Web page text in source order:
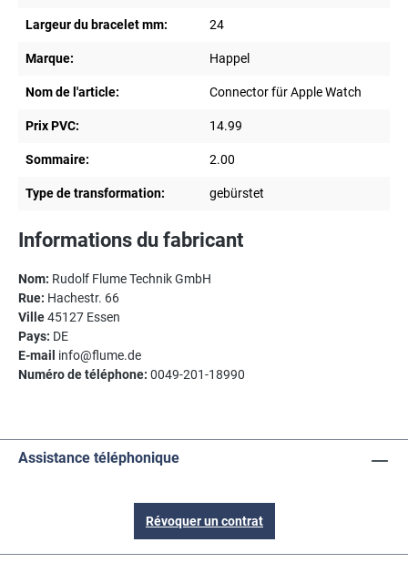
Largeur du bracelet mm: 24
Marque: Happel
Nom de l'article: Connector für Apple Watch
Prix PVC: 14.99
Sommaire: 2.00
Type de transformation: gebürstet
Informations du fabricant
Nom: Rudolf Flume Technik GmbH
Rue: Hachestr. 66
Ville45127 Essen
Pays: DE
E-mail info@flume.de
Numéro de téléphone: 0049-201-18990
Assistance téléphonique
Révoquer un contrat